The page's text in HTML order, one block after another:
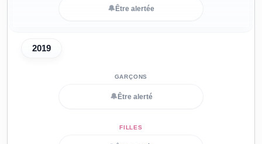
🔔 Être alertée
2019
🔔 Être alerté